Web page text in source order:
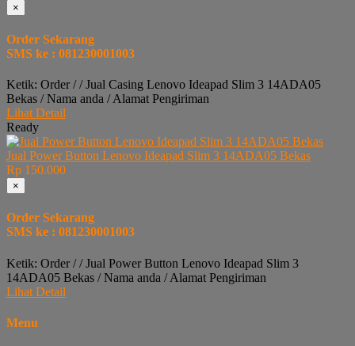
×
Order Sekarang
SMS ke : 081230001003
Ketik: Order / / Jual Casing Lenovo Ideapad Slim 3 14ADA05
Bekas / Nama anda / Alamat Pengiriman
Lihat Detail
Ready
Jual Power Button Lenovo Ideapad Slim 3 14ADA05 Bekas
Rp 150.000
×
Order Sekarang
SMS ke : 081230001003
Ketik: Order / / Jual Power Button Lenovo Ideapad Slim 3
14ADA05 Bekas / Nama anda / Alamat Pengiriman
Lihat Detail
Menu